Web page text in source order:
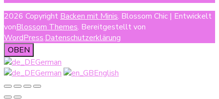
2026 Copyright Backen mit Minis. Blossom Chic | Entwickelt
vonBlossom Themes. Bereitgestellt von
WordPress.Datenschutzerklärung
OBEN
German
German
English